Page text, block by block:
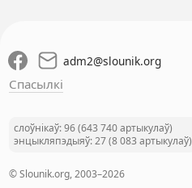
adm2@slounik.org
Спасылкі
слоўнікаў: 96 (643 740 артыкулаў)
энцыкляпэдыяў: 27 (8 083 артыкулаў)
© Slounik.org, 2003–2026